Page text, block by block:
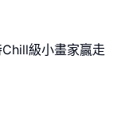
級小畫家贏走